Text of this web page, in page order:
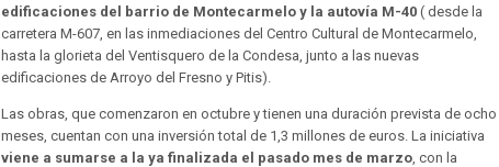
edificaciones del barrio de Montecarmelo y la autovía M-40 ( desde la
carretera M-607, en las inmediaciones del Centro Cultural de Montecarmelo,
hasta la glorieta del Ventisquero de la Condesa, junto a las nuevas
edificaciones de Arroyo del Fresno y Pitis).
Las obras, que comenzaron en octubre y tienen una duración prevista de ocho
meses, cuentan con una inversión total de 1,3 millones de euros. La iniciativa
viene a sumarse a la ya finalizada el pasado mes de marzo, con la